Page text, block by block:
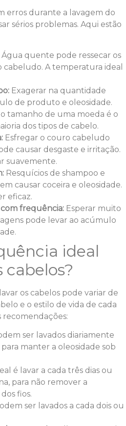
erros durante a lavagem do
sérios problemas. Aqui estão
Água quente pode ressecar os
cabeludo. A temperatura ideal
Exagerar na quantidade
de produto e oleosidade.
tamanho de uma moeda é o
dos tipos de cabelo.
Esfregar o couro cabeludo
causar desgaste e irritação.
suavemente.
Resquícios de shampoo e
causar coceira e oleosidade.
eficaz.
frequência: Esperar muito
pode levar ao acúmulo
ideal
cabelos?
os cabelos pode variar de
e o estilo de vida de cada
recomendações:
ser lavados diariamente
para manter a oleosidade sob
é lavar a cada três dias ou
para não remover a
fios.
ser lavados a cada dois ou